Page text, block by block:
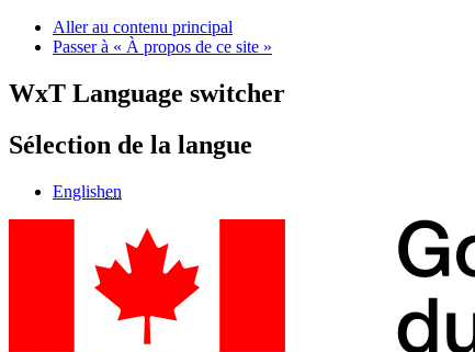
Aller au contenu principal
Passer à « À propos de ce site »
WxT Language switcher
Sélection de la langue
Englishen